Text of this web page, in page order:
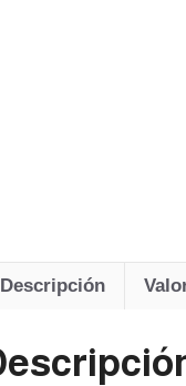
Descripción